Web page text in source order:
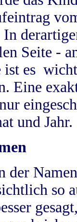
Seite -
es
Eine
und Jahr.
der
so